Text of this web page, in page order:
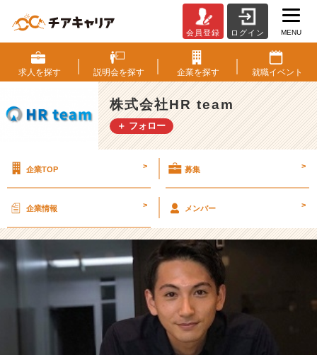
編】
超
絶
安
定
思
た
ベ
チ
ャ
へ
の
会員登録 ログイン MENU
求人を探す 説明会を探す 企業を探す 就職イベント
株式会社HR team
＋ フォロー
企業TOP > 募集 >
企業情報 > メンバー >